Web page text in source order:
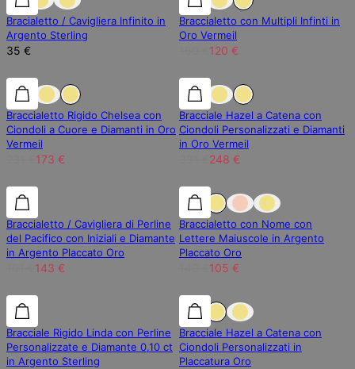
Bracialetto / Cavigliera Infinito in
Argento Sterling
35 €
Braccialetto con Multipli Infinti in
Oro Vermeil
120 €
25% di sconto 25% di sconto
Braccialetto Rigido Chelsea con
Ciondoli a Cuore e Diamanti in Oro
Vermeil
173 €
25% di sconto
Bracciale Hazel a Catena con
Ciondoli Personalizzati e Diamanti
in Oro Vermeil
248 €
25% di sconto 25% di sconto
Braccialetto / Cavigliera di Perline
del Pacifico con Iniziali e Diamante
in Argento Placcato Oro
143 €
25% di sconto
Braccialetto con Nome con
Lettere Maiuscole in Argento
Placcato Oro
105 €
25% di sconto 25% di sconto
Bracciale Rigido Linda con Perline
Personalizzate e Diamante 0,10 ct
in Argento Sterling
25% di sconto
Bracciale Hazel a Catena con
Ciondoli Personalizzati in
Placcatura Oro